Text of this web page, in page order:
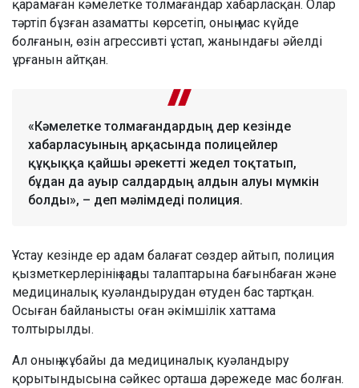
қарамаған кәмелетке толмағандар хабарласқан. Олар
тәртіп бұзған азаматты көрсетіп, оның мас күйде
болғанын, өзін агрессивті ұстап, жанындағы әйелді
ұрғанын айтқан.
«Кәмелетке толмағандардың дер кезінде
хабарласуының арқасында полицейлер
құқыққа қайшы әрекетті жедел тоқтатып,
бұдан да ауыр салдардың алдын алуы мүмкін
болды», – деп мәлімдеді полиция.
Ұстау кезінде ер адам балағат сөздер айтып, полиция
қызметкерлерінің заңды талаптарына бағынбаған және
медициналық куәландырудан өтуден бас тартқан.
Осыған байланысты оған әкімшілік хаттама
толтырылды.
Ал оның жұбайы да медициналық куәландыру
қорытындысына сәйкес орташа дәрежеде мас болған.